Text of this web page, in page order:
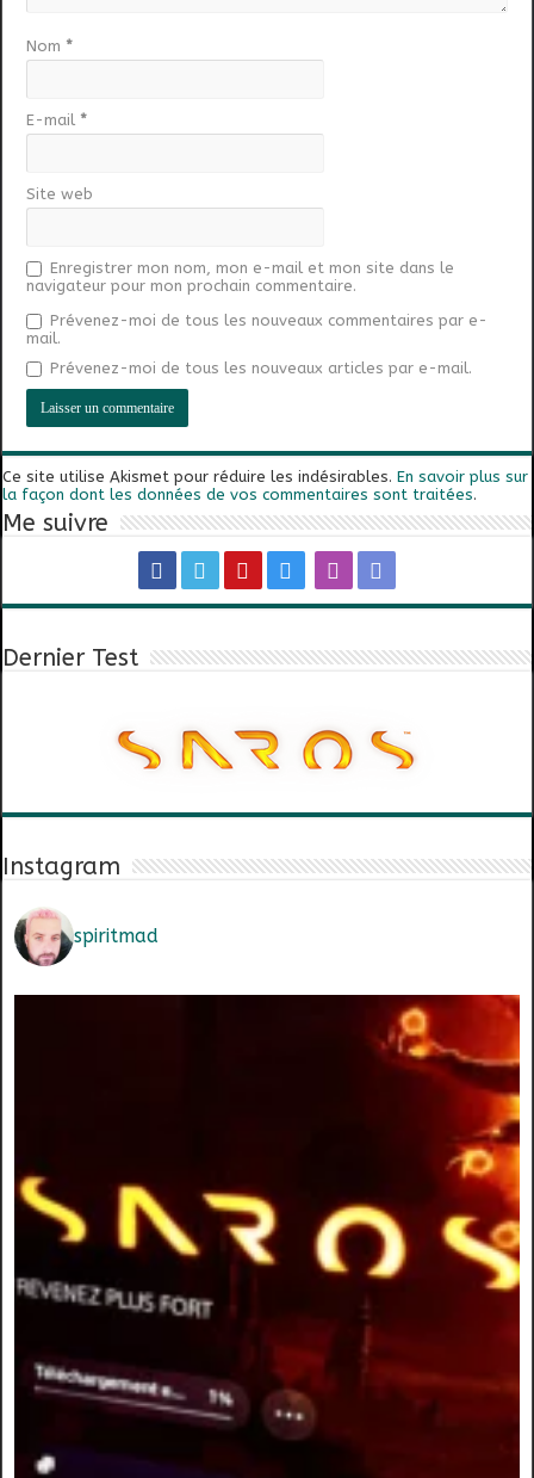
Nom *
E-mail *
Site web
Enregistrer mon nom, mon e-mail et mon site dans le
navigateur pour mon prochain commentaire.
Prévenez-moi de tous les nouveaux commentaires par e-
mail.
Prévenez-moi de tous les nouveaux articles par e-mail.
Ce site utilise Akismet pour réduire les indésirables.En savoir plus sur
la façon dont les données de vos commentaires sont traitées.
Me suivre
Dernier Test
Instagram
spiritmad